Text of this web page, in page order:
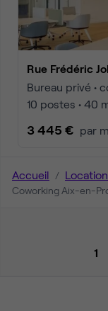
Rue Frédéric
Bureau privé •
10 postes • 40
3 445 € par
Accueil
Coworking Aix-en-
1